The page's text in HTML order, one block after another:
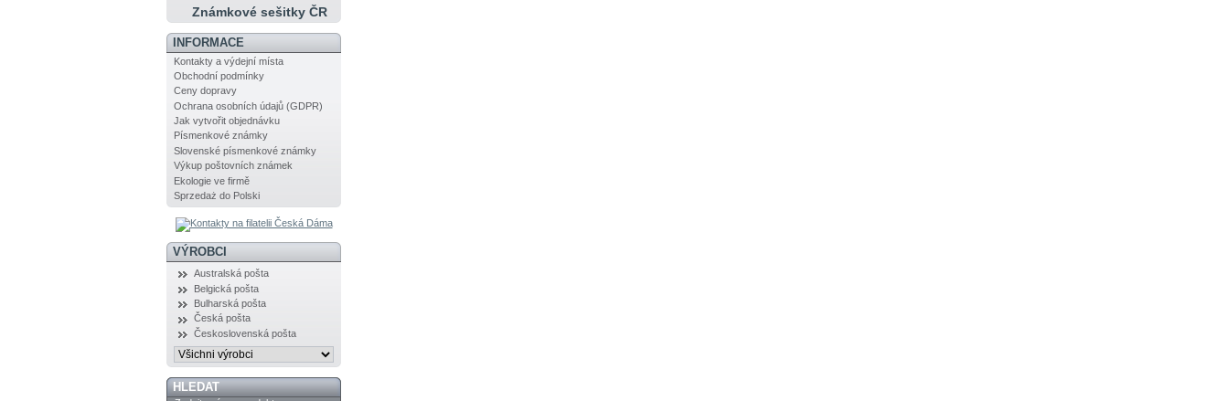
Známkové sešitky ČR
INFORMACE
Kontakty a výdejní místa
Obchodní podmínky
Ceny dopravy
Ochrana osobních údajů (GDPR)
Jak vytvořit objednávku
Písmenkové známky
Slovenské písmenkové známky
Výkup poštovních známek
Ekologie ve firmě
Sprzedaż do Polski
VÝROBCI
Australská pošta
Belgická pošta
Bulharská pošta
Česká pošta
Československá pošta
HLEDAT